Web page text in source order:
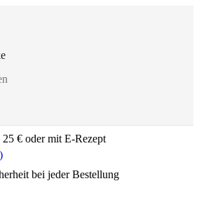
€ oder mit E-Rezept
bei jeder Bestellung